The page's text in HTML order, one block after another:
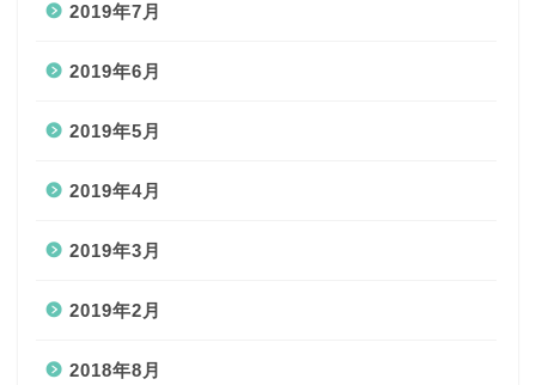
2019年7月
2019年6月
2019年5月
2019年4月
2019年3月
2019年2月
2018年8月